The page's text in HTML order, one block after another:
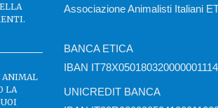
ANIMAL
LA
Associazione Animalisti Italiani
BANCA ETICA
IBAN
UNICREDIT BANCA